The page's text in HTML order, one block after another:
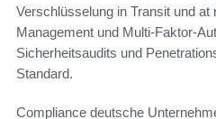
Verschlüsselung in Transit und
Management und Multi-Faktor-
Sicherheitsaudits und
Standard.
Compliance deutsche